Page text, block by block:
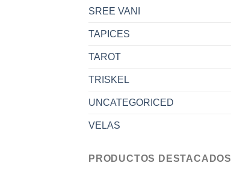
SREE VANI
TAPICES
TAROT
TRISKEL
UNCATEGORICED
VELAS
PRODUCTOS DESTACADOS